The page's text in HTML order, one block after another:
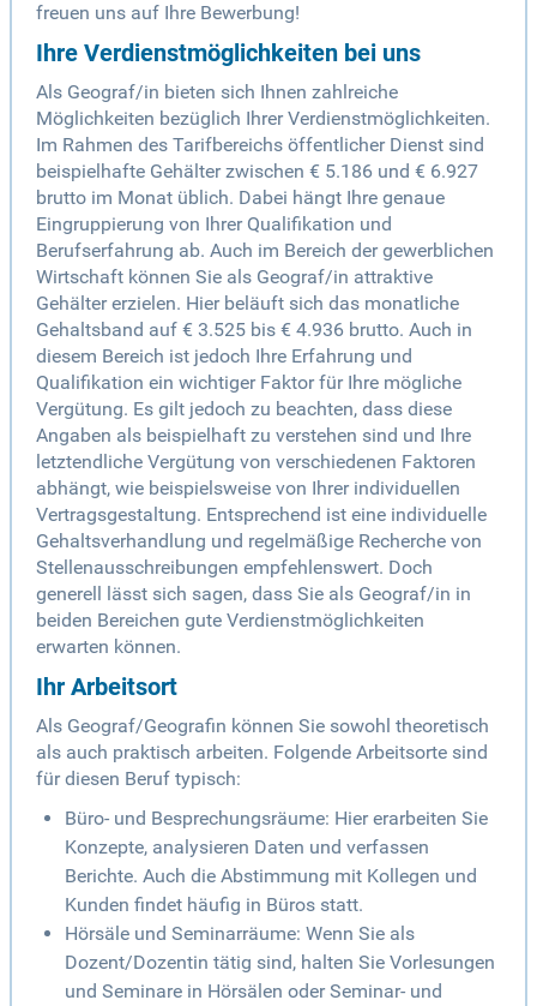
freuen uns auf Ihre Bewerbung!
Ihre Verdienstmöglichkeiten bei uns
Als Geograf/in bieten sich Ihnen zahlreiche
Möglichkeiten bezüglich Ihrer Verdienstmöglichkeiten.
Im Rahmen des Tarifbereichs öffentlicher Dienst sind
beispielhafte Gehälter zwischen € 5.186 und € 6.927
brutto im Monat üblich. Dabei hängt Ihre genaue
Eingruppierung von Ihrer Qualifikation und
Berufserfahrung ab. Auch im Bereich der gewerblichen
Wirtschaft können Sie als Geograf/in attraktive
Gehälter erzielen. Hier beläuft sich das monatliche
Gehaltsband auf € 3.525 bis € 4.936 brutto. Auch in
diesem Bereich ist jedoch Ihre Erfahrung und
Qualifikation ein wichtiger Faktor für Ihre mögliche
Vergütung. Es gilt jedoch zu beachten, dass diese
Angaben als beispielhaft zu verstehen sind und Ihre
letztendliche Vergütung von verschiedenen Faktoren
abhängt, wie beispielsweise von Ihrer individuellen
Vertragsgestaltung. Entsprechend ist eine individuelle
Gehaltsverhandlung und regelmäßige Recherche von
Stellenausschreibungen empfehlenswert. Doch
generell lässt sich sagen, dass Sie als Geograf/in in
beiden Bereichen gute Verdienstmöglichkeiten
erwarten können.
Ihr Arbeitsort
Als Geograf/Geografin können Sie sowohl theoretisch
als auch praktisch arbeiten. Folgende Arbeitsorte sind
für diesen Beruf typisch:
Büro- und Besprechungsräume: Hier erarbeiten Sie
Konzepte, analysieren Daten und verfassen
Berichte. Auch die Abstimmung mit Kollegen und
Kunden findet häufig in Büros statt.
Hörsäle und Seminarräume: Wenn Sie als
Dozent/Dozentin tätig sind, halten Sie Vorlesungen
und Seminare in Hörsälen oder Seminar- und